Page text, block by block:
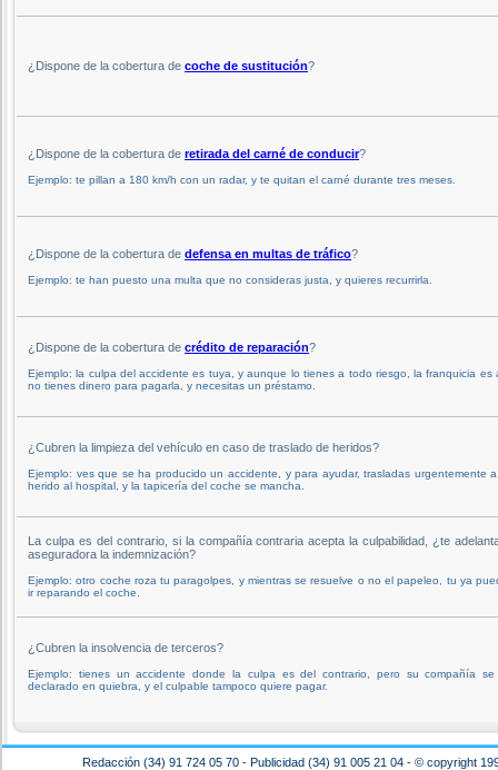
¿Dispone de la cobertura de coche de sustitución?
¿Dispone de la cobertura de retirada del carné de conducir?
Ejemplo: te pillan a 180 km/h con un radar, y te quitan el carné durante tres meses.
¿Dispone de la cobertura de defensa en multas de tráfico?
Ejemplo: te han puesto una multa que no consideras justa, y quieres recurrirla.
¿Dispone de la cobertura de crédito de reparación?
Ejemplo: la culpa del accidente es tuya, y aunque lo tienes a todo riesgo, la franquicia es
no tienes dinero para pagarla, y necesitas un préstamo.
¿Cubren la limpieza del vehículo en caso de traslado de heridos?
Ejemplo: ves que se ha producido un accidente, y para ayudar, trasladas urgentemente
herido al hospital, y la tapicería del coche se mancha.
La culpa es del contrario, si la compañía contraria acepta la culpabilidad, ¿te
aseguradora la indemnización?
Ejemplo: otro coche roza tu paragolpes, y mientras se resuelve o no el papeleo, tu ya
ir reparando el coche.
¿Cubren la insolvencia de terceros?
Ejemplo: tienes un accidente donde la culpa es del contrario, pero su compañía
declarado en quiebra, y el culpable tampoco quiere pagar.
Redacción (34) 91 724 05 70 - Publicidad (34) 91 005 21 04 - © copyright